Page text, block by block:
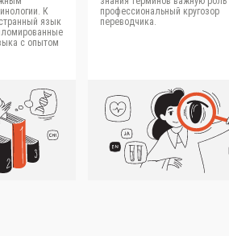
К
язык
с опытом
профессиональный кругозор
переводчика.